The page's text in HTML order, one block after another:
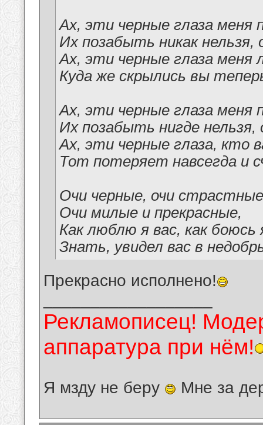
Ах, эти черные глаза меня
Их позабыть никак нельзя,
Ах, эти черные глаза меня
Куда же скрылись вы
Ах, эти черные глаза меня
Их позабыть нигде
Ах, эти черные глаза, кто
Тот потеряет навсегда и
Очи черные, очи
Очи милые и прекрасные,
Как люблю я вас, как боюсь
Знать, увидел вас в
Прекрасно исполнено!
Рекламописец!
аппаратура при нём!
Я мзду не беру Мне за